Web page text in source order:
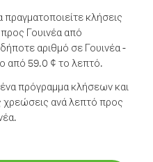
κλήσεις
Γουινέα από
αριθμό σε Γουινέα -
από 59.0 ¢ το λεπτό.
πρόγραμμα κλήσεων και
χρεώσεις ανά λεπτό προς